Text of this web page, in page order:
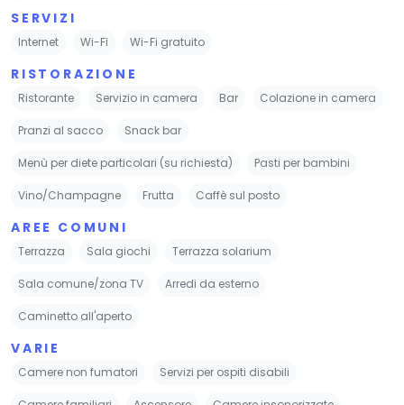
SERVIZI
Internet Wi-Fi Wi-Fi gratuito
RISTORAZIONE
Ristorante Servizio in camera Bar Colazione in camera
Pranzi al sacco Snack bar
Menù per diete particolari (su richiesta) Pasti per bambini
Vino/Champagne Frutta Caffè sul posto
AREE COMUNI
Terrazza Sala giochi Terrazza solarium
Sala comune/zona TV Arredi da esterno
Caminetto all'aperto
VARIE
Camere non fumatori Servizi per ospiti disabili